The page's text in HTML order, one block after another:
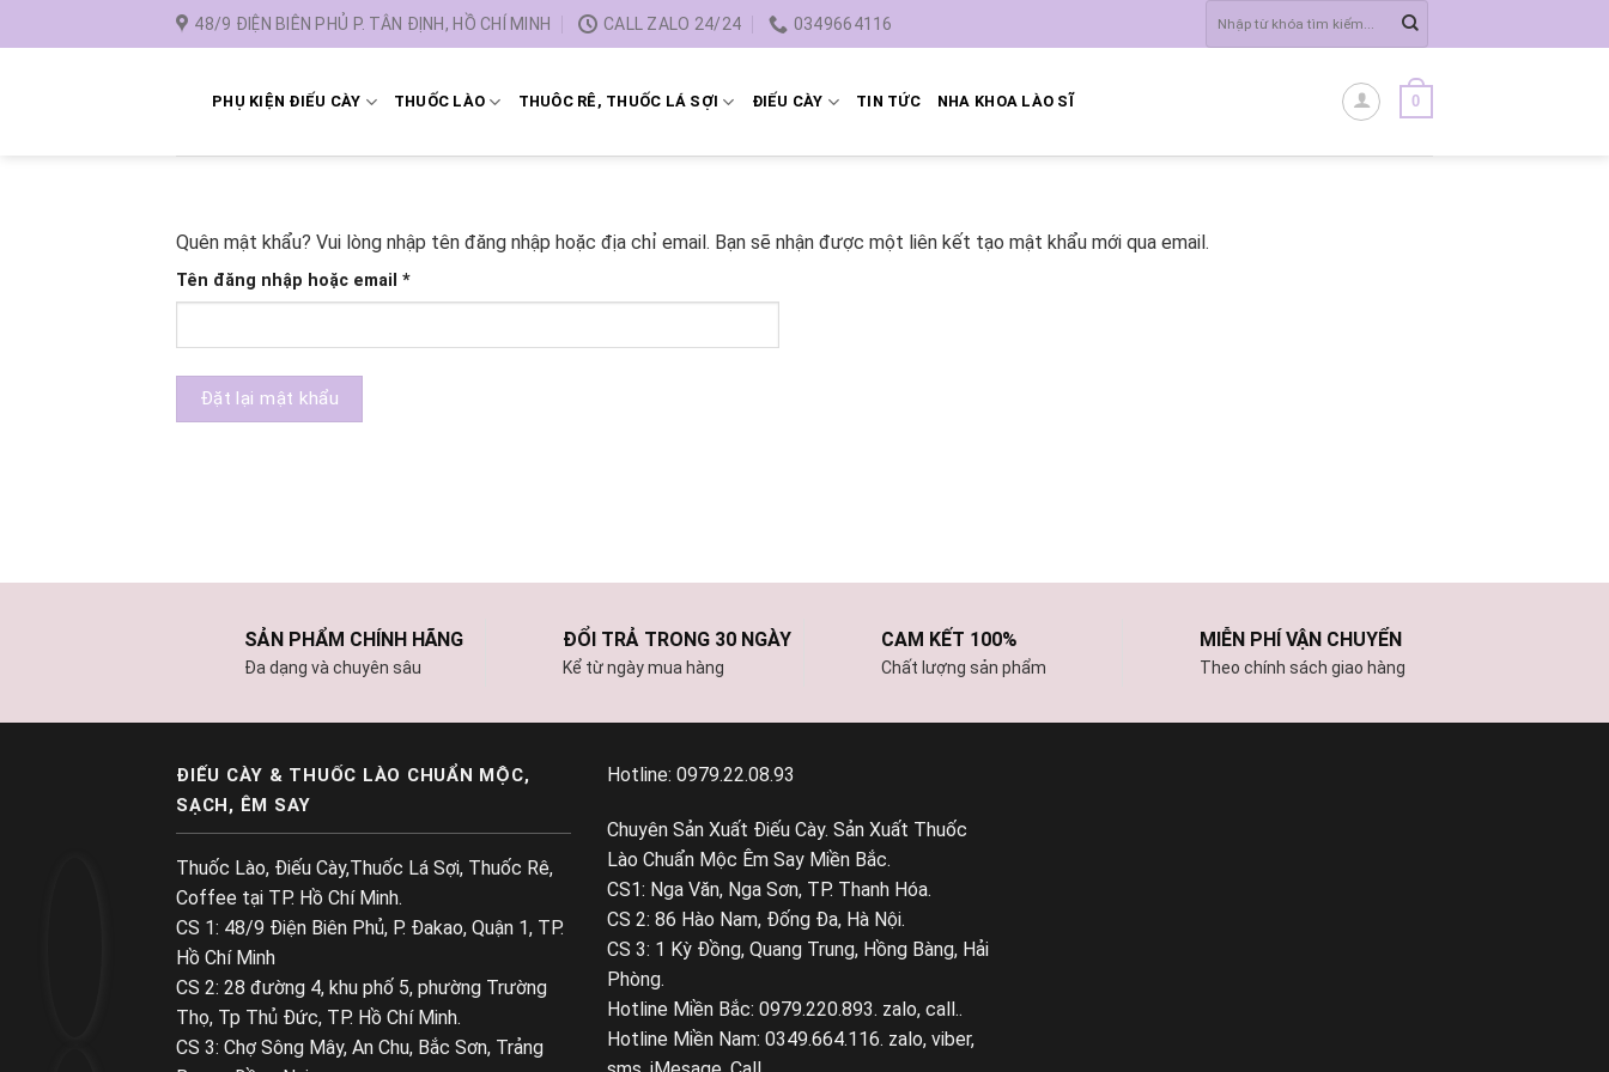
đến
48/9 ĐIỆN BIÊN PHỦ P. TÂN ĐỊNH, HỒ CHÍ MINH CALL ZALO 24/24 0349664116
kiếm:
PHỤ KIỆN ĐIẾU CÀY THUỐC LÀO THUÔC RÊ, THUỐC LÁ SỢI ĐIẾU CÀY TIN TỨC NHA KHOA LÀO SĨ 0
Quên mật khẩu? Vui lòng nhập tên đăng nhập hoặc địa chỉ email. Bạn sẽ nhận được một liên kết tạo mật khẩu mới qua email.
Tên đăng nhập hoặc email *Bắt
buộc
Đặt lại mật khẩu
SẢN PHẨM CHÍNH HÃNG
Đa dạng và chuyên sâu
ĐỔI TRẢ TRONG 30 NGÀY
Kể từ ngày mua hàng
CAM KẾT 100%
Chất lượng sản phẩm
MIỄN PHÍ VẬN CHUYỂN
Theo chính sách giao hàng
ĐIẾU CÀY & THUỐC LÀO CHUẨN MỘC,
SẠCH, ÊM SAY
Thuốc Lào, Điếu Cày,Thuốc Lá Sợi, Thuốc Rê,
Coffee tại TP. Hồ Chí Minh.
CS 1: 48/9 Điện Biên Phủ, P. Đakao, Quận 1, TP.
Hồ Chí Minh
CS 2: 28 đường 4, khu phố 5, phường Trường
Thọ, Tp Thủ Đức, TP. Hồ Chí Minh.
CS 3: Chợ Sông Mây, An Chu, Bắc Sơn, Trảng
Hotline: 0979.22.08.93
Chuyên Sản Xuất Điếu Cày. Sản Xuất Thuốc
Lào Chuẩn Mộc Êm Say Miền Bắc.
CS1: Nga Văn, Nga Sơn, TP. Thanh Hóa.
CS 2: 86 Hào Nam, Đống Đa, Hà Nội.
CS 3: 1 Kỳ Đồng, Quang Trung, Hồng Bàng, Hải
Phòng.
Hotline Miền Bắc: 0979.220.893. zalo, call..
Hotline Miền Nam: 0349.664.116. zalo, viber,